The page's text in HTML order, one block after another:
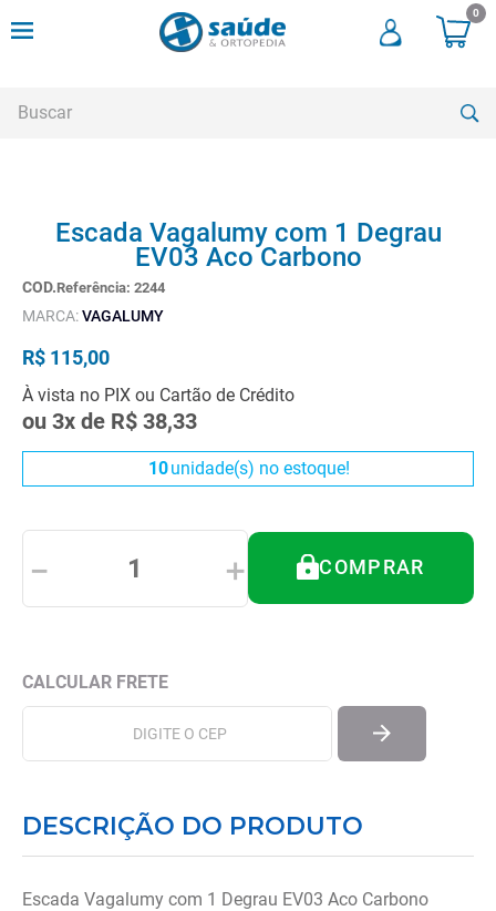
0
Escada Vagalumy com 1 Degrau
EV03 Aco Carbono
Referência: 2244
MARCA:VAGALUMY
R$ 115,00
À vista no PIX ou Cartão de Crédito
ou 3x de R$ 38,33
10unidade(s) no estoque!
＋
－ COMPRAR
DESCRIÇÃO DO PRODUTO
Escada Vagalumy com 1 Degrau EV03 Aco Carbono
andadores
meia compressao
3º
cadeira rodas
4º
bota imobilizadora
5º
andador
6º
imobilizador joelho
cadeira rodas agile